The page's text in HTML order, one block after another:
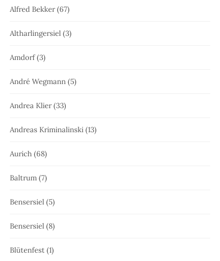
Alfred Bekker(67)
Altharlingersiel (3)
Amdorf(3)
André Wegmann (5)
Andrea Klier(33)
Andreas Kriminalinski (13)
Aurich (68)
Baltrum (7)
Bensersiel (5)
Bensersiel (8)
Blütenfest (1)